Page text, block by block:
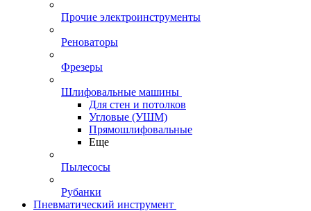
Прочие электроинструменты
Реноваторы
Фрезеры
Шлифовальные машины
Для стен и потолков
Угловые (УШМ)
Прямошлифовальные
Еще
Пылесосы
Рубанки
Пневматический инструмент